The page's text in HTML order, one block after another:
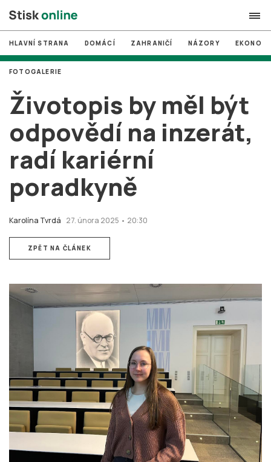
search
# MUNI
# Brno
# volby
login PŘIHLÁSIT SE
Zapomněli jste heslo?
Založit nový účet
HLAVNÍ STRANA DOMÁCÍ ZAHRANIČÍ NÁZORY
Životopis by měl být
odpovědí na inzerát,
radí kariérní
poradkyně
Karolína Tvrdá 27. února 2025 • 20:30
FOTOGALERIE
ZPĚT NA ČLÁNEK